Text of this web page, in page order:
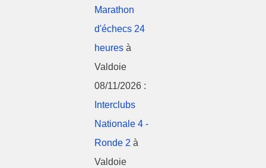
Marathon
d'échecs 24
heures à
Valdoie
08/11/2026 :
Interclubs
Nationale 4 -
Ronde 2 à
Valdoie